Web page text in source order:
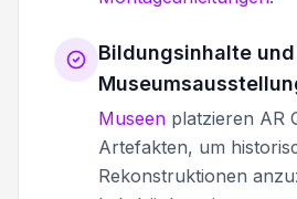
Bildungsinhalte und
Museen platzieren AR
Artefakten, um
Rekonstruktionen